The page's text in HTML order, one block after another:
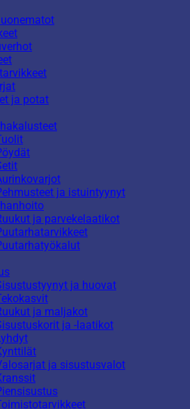
ja potat
ja istuintyynyt
ja parvekelaatikot
ja huovat
ja maljakot
ja -laatikot
ja sisustusvalot